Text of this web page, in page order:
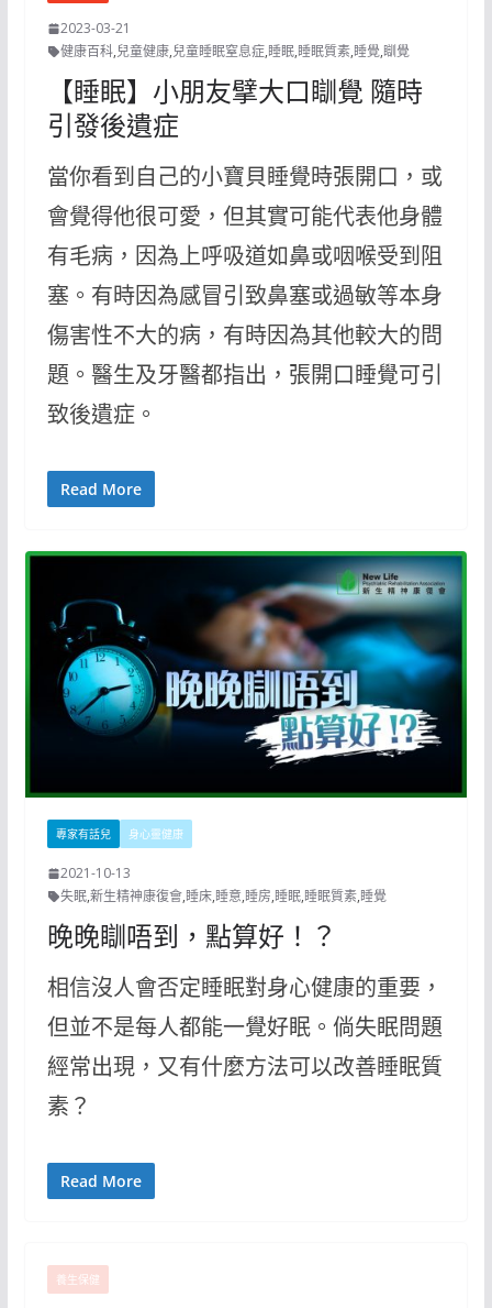
2023-03-21
健康百科,兒童健康,兒童睡眠窒息症,睡眠,睡眠質素,睡覺,瞓覺
【睡眠】小朋友擘大口瞓覺 隨時
引發後遺症
當你看到自己的小寶貝睡覺時張開口，或
會覺得他很可愛，但其實可能代表他身體
有毛病，因為上呼吸道如鼻或咽喉受到阻
塞。有時因為感冒引致鼻塞或過敏等本身
傷害性不大的病，有時因為其他較大的問
題。醫生及牙醫都指出，張開口睡覺可引
致後遺症。
Read More
專家有話兒 身心靈健康
2021-10-13
失眠,新生精神康復會,睡床,睡意,睡房,睡眠,睡眠質素,睡覺
晚晚瞓唔到，點算好！？
相信沒人會否定睡眠對身心健康的重要，
但並不是每人都能一覺好眠。倘失眠問題
經常出現，又有什麼方法可以改善睡眠質
素？
Read More
養生保健